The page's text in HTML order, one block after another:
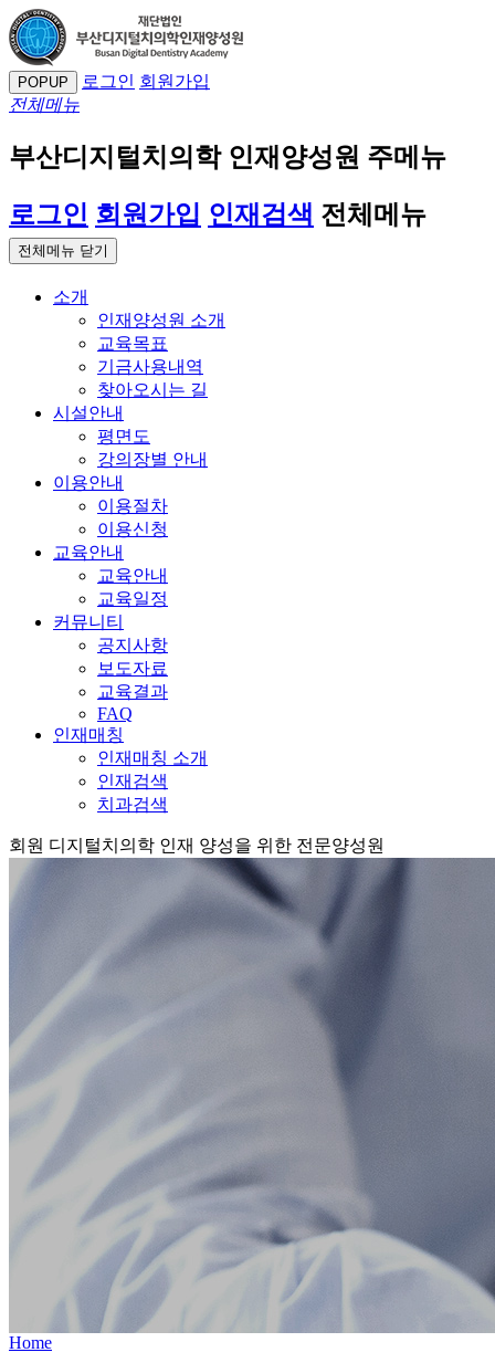
POPUP 로그인 회원가입
전체메뉴
부산디지털치의학 인재양성원 주메뉴
로그인 회원가입 인재검색 전체메뉴
전체메뉴 닫기
소개
인재양성원 소개
교육목표
기금사용내역
찾아오시는 길
시설안내
평면도
강의장별 안내
이용안내
이용절차
이용신청
교육안내
교육안내
교육일정
커뮤니티
공지사항
보도자료
교육결과
FAQ
인재매칭
인재매칭 소개
인재검색
치과검색
회원 디지털치의학 인재 양성을 위한 전문양성원
Home